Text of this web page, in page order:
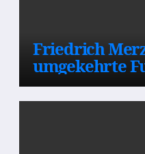
Friedrich
umgekehrte